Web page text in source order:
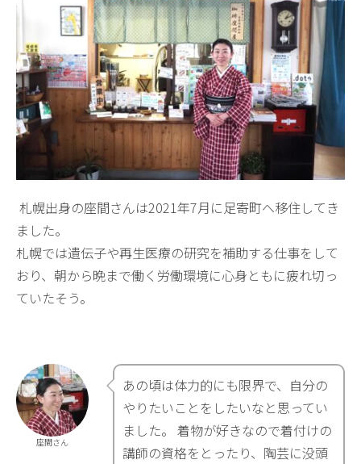
札幌出身の座間さんは2021年7月に足寄町へ移住してき
ました。
札幌では遺伝子や再生医療の研究を補助する仕事をして
おり、朝から晩まで働く労働環境に心身ともに疲れ切っ
ていたそう。
座間さん
あの頃は体力的にも限界で、自分の
やりたいことをしたいなと思ってい
ました。 着物が好きなので着付けの
講師の資格をとったり、陶芸に没頭